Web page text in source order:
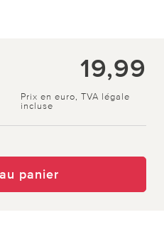
19,99
Prix en euro, TVA légale
incluse
panier